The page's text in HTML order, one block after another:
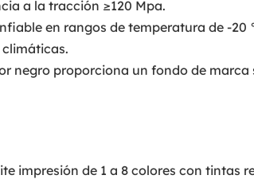
a la tracción ≥120 Mpa.
en rangos de temperatura de -20
negro proporciona un fondo de
impresión de 1 a 8 colores con tintas